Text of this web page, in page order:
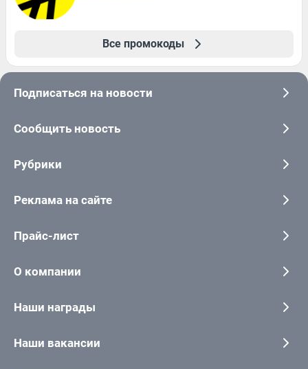
Все промокоды
Подписаться на новости
Сообщить новость
Рубрики
Реклама на сайте
Прайс-лист
О компании
Наши награды
Наши вакансии